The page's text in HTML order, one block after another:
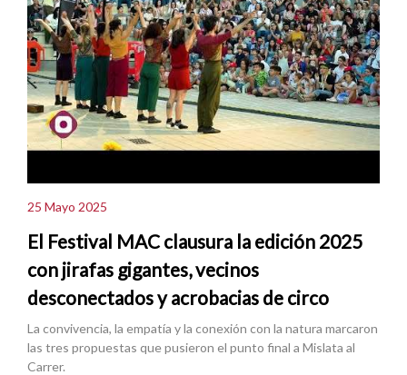
25 Mayo 2025
El Festival MAC clausura la edición 2025
con jirafas gigantes, vecinos
desconectados y acrobacias de circo
La convivencia, la empatía y la conexión con la natura marcaron
las tres propuestas que pusieron el punto final a Mislata al
Carrer.